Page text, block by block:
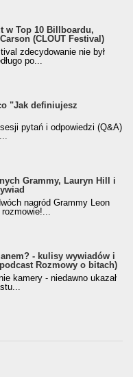
w Top 10 Billboardu,
(CLOUT Festival)
zdecydowanie nie był
po...
"Jak definiujesz
pytań i odpowiedzi (Q&A)
Grammy, Lauryn Hill i
nagród Grammy Leon
- kulisy wywiadów i
Rozmowy o bitach)
kamery - niedawno ukazał